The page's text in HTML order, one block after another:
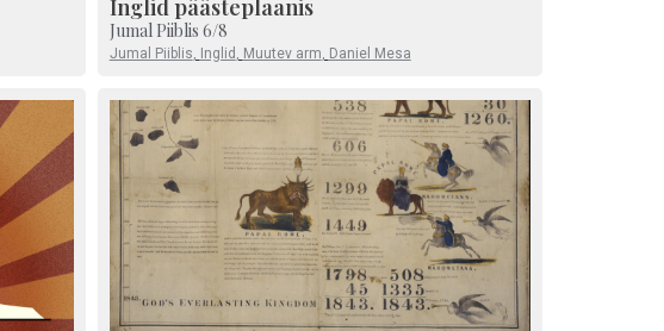
Inglid päästeplaanis
Jumal Piiblis 6/8
Jumal Piiblis Inglid Muutev arm Daniel Mesa